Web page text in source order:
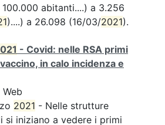
abitanti....) a 3.256
)....) a 26.098 (16/03/2021).
- Covid: nelle RSA primi
in calo incidenza e
2021 - Nelle strutture
si iniziano a vedere i primi